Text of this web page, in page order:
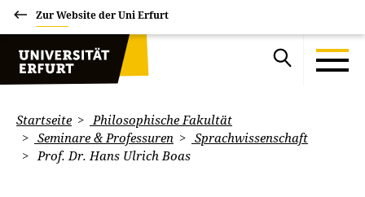
Zur Website der Uni Erfurt
Startseite
Philosophische Fakultät
Seminare & Professuren
Sprachwissenschaft
Prof. Dr. Hans Ulrich Boas